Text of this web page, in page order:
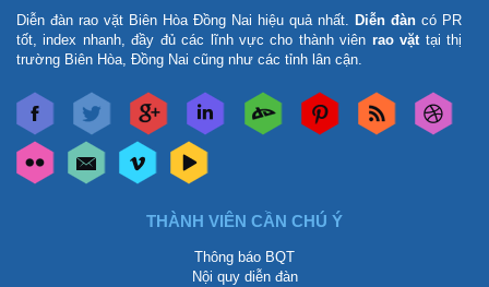
Diễn đàn rao vặt Biên Hòa Đồng Nai hiệu quả nhất. Diễn đàn có PR
tốt, index nhanh, đầy đủ các lĩnh vực cho thành viên rao vặttại thị
trường Biên Hòa, Đồng Nai cũng như các tỉnh lân cận.
THÀNH VIÊN CẦN CHÚ Ý
Thông báo BQT
Nội quy diễn đàn